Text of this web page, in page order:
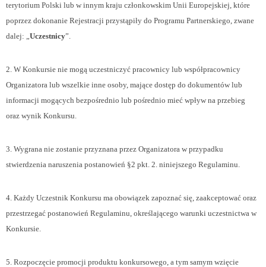
terytorium Polski lub w innym kraju członkowskim Unii Europejskiej, które
poprzez dokonanie Rejestracji przystąpiły do Programu Partnerskiego, zwane
dalej: „Uczestnicy”.
2. W Konkursie nie mogą uczestniczyć pracownicy lub współpracownicy
Organizatora lub wszelkie inne osoby, mające dostęp do dokumentów lub
informacji mogących bezpośrednio lub pośrednio mieć wpływ na przebieg
oraz wynik Konkursu.
3. Wygrana nie zostanie przyznana przez Organizatora w przypadku
stwierdzenia naruszenia postanowień §2 pkt. 2. niniejszego Regulaminu.
4. Każdy Uczestnik Konkursu ma obowiązek zapoznać się, zaakceptować oraz
przestrzegać postanowień Regulaminu, określającego warunki uczestnictwa w
Konkursie.
5. Rozpoczęcie promocji produktu konkursowego, a tym samym wzięcie